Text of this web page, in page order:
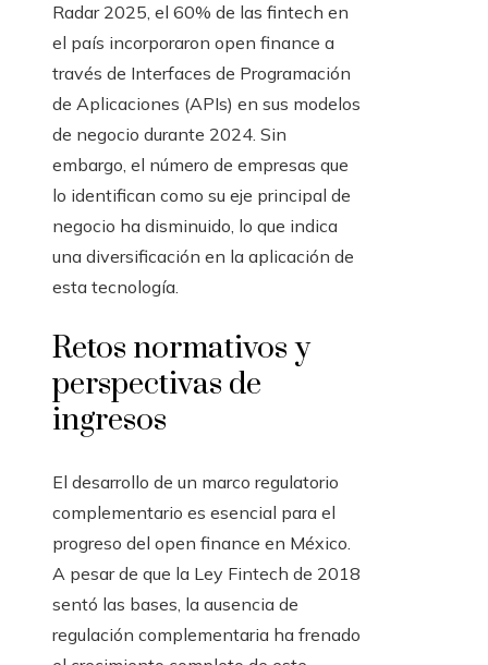
Radar 2025, el 60% de las fintech en
el país incorporaron open finance a
través de Interfaces de Programación
de Aplicaciones (APIs) en sus modelos
de negocio durante 2024. Sin
embargo, el número de empresas que
lo identifican como su eje principal de
negocio ha disminuido, lo que indica
una diversificación en la aplicación de
esta tecnología.
Retos normativos y
perspectivas de
ingresos
El desarrollo de un marco regulatorio
complementario es esencial para el
progreso del open finance en México.
A pesar de que la Ley Fintech de 2018
sentó las bases, la ausencia de
regulación complementaria ha frenado